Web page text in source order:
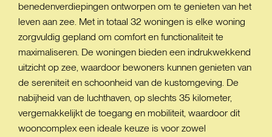
benedenverdiepingen ontworpen om te genieten van het
leven aan zee. Met in totaal 32 woningen is elke woning
zorgvuldig gepland om comfort en functionaliteit te
maximaliseren. De woningen bieden een indrukwekkend
uitzicht op zee, waardoor bewoners kunnen genieten van
de sereniteit en schoonheid van de kustomgeving. De
nabijheid van de luchthaven, op slechts 35 kilometer,
vergemakkelijkt de toegang en mobiliteit, waardoor dit
wooncomplex een ideale keuze is voor zowel